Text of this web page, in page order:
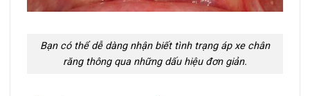
Bạn có thể dễ dàng nhận biết tình trạng áp xe chân
răng thông qua những dấu hiệu đơn giản.